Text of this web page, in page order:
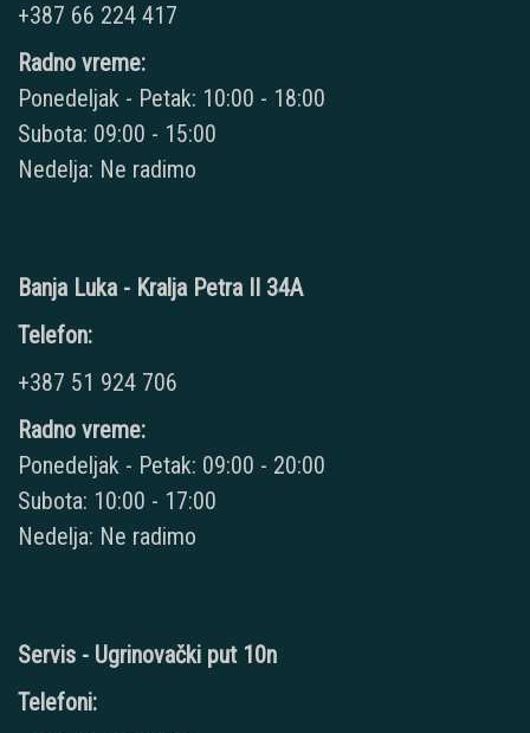
+387 66 224 417
Radno vreme:
Ponedeljak - Petak: 10:00 - 18:00
Subota: 09:00 - 15:00
Nedelja: Ne radimo
Banja Luka - Kralja Petra II 34A
Telefon:
+387 51 924 706
Radno vreme:
Ponedeljak - Petak: 09:00 - 20:00
Subota: 10:00 - 17:00
Nedelja: Ne radimo
Servis - Ugrinovački put 10n
Telefoni: